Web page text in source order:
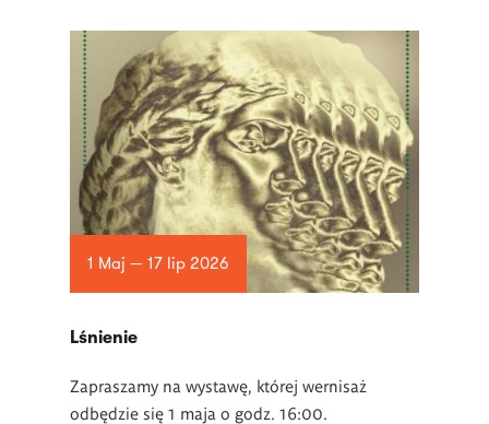
1 Maj — 17 lip 2026
Lśnienie
Zapraszamy na wystawę, której wernisaż
odbędzie się 1 maja o godz. 16:00.